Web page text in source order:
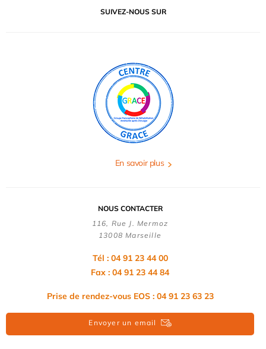
SUIVEZ-NOUS SUR
En savoir plus
NOUS CONTACTER
116, Rue J. Mermoz
13008 Marseille
Tél : 04 91 23 44 00
Fax : 04 91 23 44 84
Prise de rendez-vous EOS : 04 91 23 63 23
Envoyer un email